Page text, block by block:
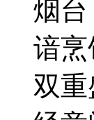
烟
谙
双